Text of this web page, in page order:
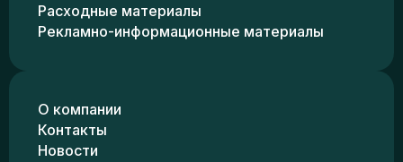
Расходные материалы
Рекламно-информационные материалы
О компании
Контакты
Новости